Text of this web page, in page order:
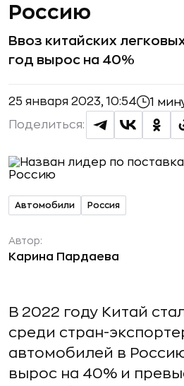
Россию
Ввоз китайских
год вырос на 40%
25 января 2023, 10:54 1
Поделиться:
Автомобили Россия
Автор:
Карина Пардаева
В 2022 году Китай
среди стран-
автомобилей в
вырос на 40% и